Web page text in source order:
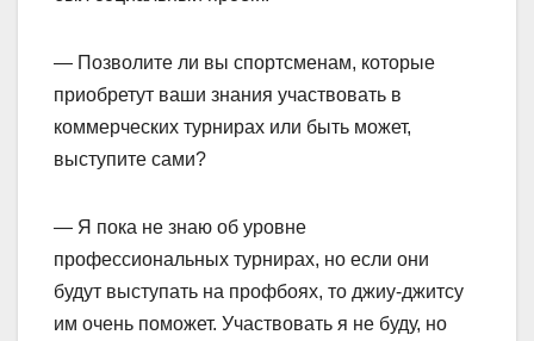
— Позволите ли вы спортсменам, которые
приобретут ваши знания участвовать в
коммерческих турнирах или быть может,
выступите сами?
— Я пока не знаю об уровне
профессиональных турнирах, но если они
будут выступать на профбоях, то джиу-джитсу
им очень поможет. Участвовать я не буду, но